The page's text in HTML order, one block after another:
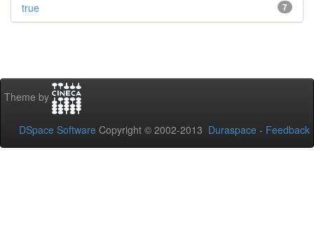
7
true
Theme by
DSpace Software Copyright © 2002-2013 Duraspace - Feedback